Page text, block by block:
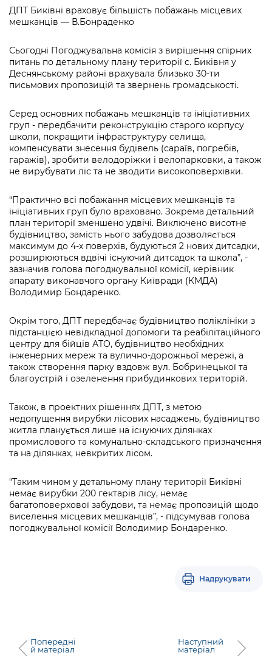
Рішення та розпорядження
перебувають на погодженні КМВА
Рішення Київради
Графік роботи та прийому громадян
Вакансії
Статистика
Звернення громадян
Регуляторна діяльність
Промисловість і наука Києва
Підприємства, установи, організації
Річні звіти
Гендерна політика
Безбар'єрність
Київська міська військова адміністрація
Освіта та навчальні заклади
Навколишнє середовище міста
Містобудування та земельні ділянки
Культура, спорт, дозвілля
Бізнес та ліцензування
Фінанси та бюджет
Ритуальні послуги
Іноземцям / For foreigners
Пам'ятки культурної спадщини
Портал Захисників та Захисниць
Безбар'єрність
Портал послуг
Міський застосунок Київ Цифровий
Громадська експертиза
Консультації з громадськістю
Громадська рада
Петиції
Відкритий бюджет
Контактний центр
Рада з питань внутрішньо переміщених
осіб при Київській міській військовій
адміністрації
«Ініціатива «Партнерство «Відкритий
Уряд» – місцевий рівень»
Інформація з обмеженим доступом
Подати запит онлайн
Проекти нормативно-правових та
інших актів
Нормативна база
Питання і відповіді про публічну
інформацію
бездіяльності розпорядників інформації
Звіти про опрацювання запитів на
публічну інформацію
Інформація для споживачів
Про відкриті дані
Публічні дашборди
Медіагалерея
КМДА / Subscribe to announcements
from the KCSA
Порядок акредитації медіа /
Подати журналістський запит /
Submitting a media request
Зйомки в лікарнях в умовах воєнного
hospitals at work under martial law
Контакти для медіа / Contacts for mass
media
Портал Послуг
ДПТ Биківні враховує більшість побажань місцевих
мешканців — В.Бонраденко
Сьогодні Погоджувальна комісія з вирішення спірних
питань по детальному плану території с. Биківня у
Деснянському районі врахувала близько 30-ти
письмових пропозицій та звернень громадськості.
Серед основних побажань мешканців та ініціативних
груп - передбачити реконструкцію старого корпусу
школи, покращити інфраструктуру селища,
компенсувати знесення будівель (сараїв, погребів,
гаражів), зробити велодоріжки і велопарковки, а також
не вирубувати ліс та не зводити високоповерхівки.
“Практично всі побажання місцевих мешканців та
ініціативних груп було враховано. Зокрема детальний
план території зменшено удвічі. Виключено висотне
будівництво, замість нього забудова дозволяється
максимум до 4-х поверхів, будуються 2 нових дитсадки,
розширюються вдвічі існуючий дитсадок та школа”, -
зазначив голова погоджувальної комісії, керівник
апарату виконавчого органу Київради (КМДА)
Володимир Бондаренко.
Окрім того, ДПТ передбачає будівництво поліклініки з
підстанцією невідкладної допомоги та реабілітаційного
центру для бійців АТО, будівництво необхідних
інженерних мереж та вулично-дорожньої мережі, а
також створення парку вздовж вул. Бобринецької та
благоустрій і озеленення прибудинкових територій.
Також, в проектних рішеннях ДПТ, з метою
недопущення вирубки лісових насаджень, будівництво
житла планується лише на існуючих ділянках
промислового та комунально-складського призначення
та на ділянках, невкритих лісом.
“Таким чином у детальному плану території Биківні
немає вирубки 200 гектарів лісу, немає
багатоповерхової забудови, та немає пропозицій щодо
виселення місцевих мешканців”, - підсумував голова
погоджувальної комісії Володимир Бондаренко.
Надрукувати
Попередні
й матеріал
Наступний
матеріал